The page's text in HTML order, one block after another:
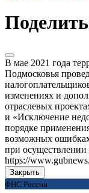
В мае 2021 года
Подмосковья
изменениях и
отраслевых
и «Исключение
порядке
возможных
при
https://
Закрыть
ФНС России